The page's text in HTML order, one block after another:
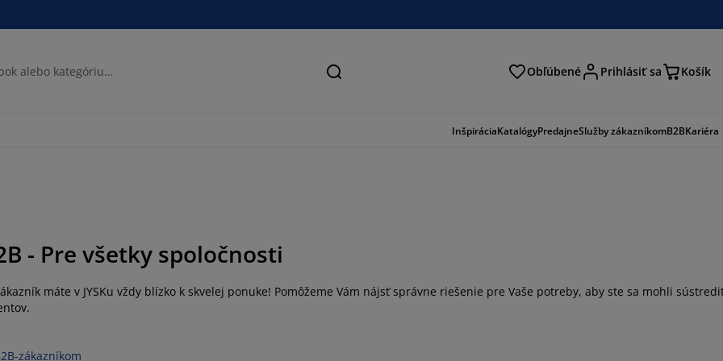
Hľadať Obľúbené Prihlásiť sa Košík
InšpiráciaKatalógyPredajneSlužby zákazníkomB2BKariéra
- Pre všetky spoločnosti
máte v JYSKu vždy blízko k skvelej ponuke! Pomôžeme Vám nájsť správne riešenie pre Vaše potreby, aby ste sa mohli
zákazníkom